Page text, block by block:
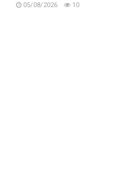
05/08/2026 10